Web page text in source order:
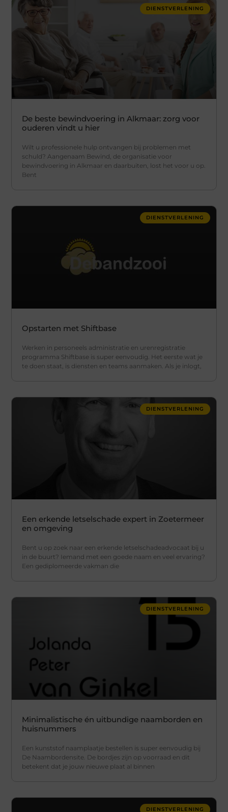
DIENSTVERLENING
De beste bewindvoering in Alkmaar: zorg voor
ouderen vindt u hier
Wilt u professionele hulp ontvangen bij problemen met
schuld? Aangenaam Bewind, de organisatie voor
bewindvoering in Alkmaar en daarbuiten, lost het voor u op.
Bent
DIENSTVERLENING
Opstarten met Shiftbase
Werken in personeels administratie en urenregistratie
programma Shiftbase is super eenvoudig. Het eerste wat je
te doen staat, is diensten en teams aanmaken. Als je inlogt,
DIENSTVERLENING
Een erkende letselschade expert in Zoetermeer
en omgeving
Bent u op zoek naar een erkende letselschadeadvocaat bij u
in de buurt? Iemand met een goede naam en veel ervaring?
Een gediplomeerde vakman die
DIENSTVERLENING
Minimalistische én uitbundige naamborden en
huisnummers
Een kunststof naamplaatje bestellen is super eenvoudig bij
De Naambordensite. De bordjes zijn op voorraad en dit
betekent dat je jouw nieuwe plaat al binnen
DIENSTVERLENING